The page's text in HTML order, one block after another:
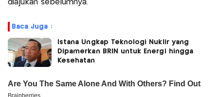
diajukan sebelumnya.
Baca Juga :
Istana Ungkap Teknologi Nuklir yang
Dipamerkan BRIN untuk Energi hingga
Kesehatan